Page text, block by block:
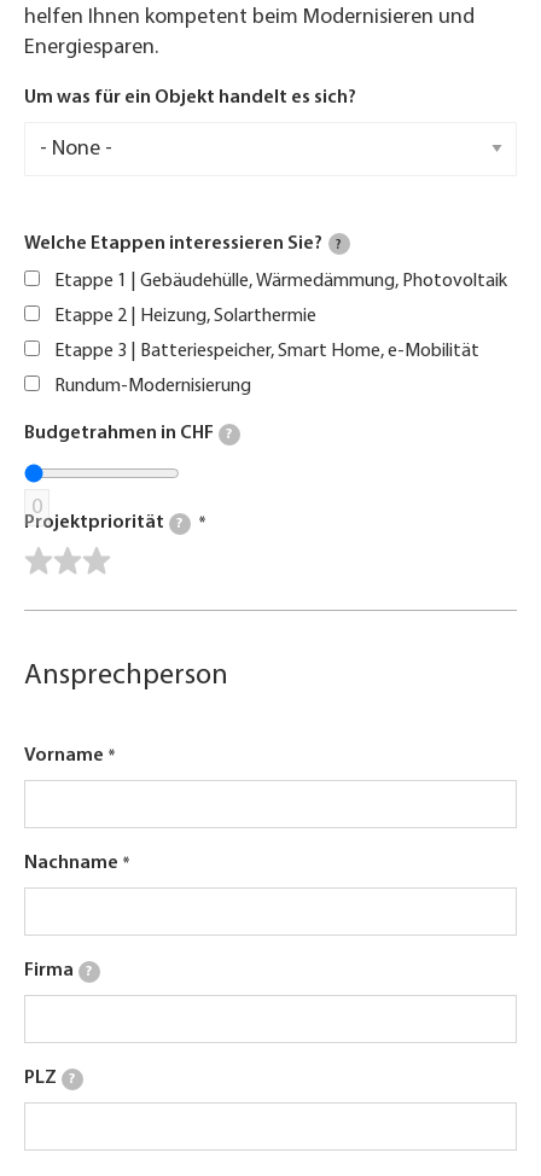
helfen Ihnen kompetent beim Modernisieren und
Energiesparen.
Um was für ein Objekt handelt es sich?
Welche Etappen interessieren Sie? ?
Etappe 1 | Gebäudehülle, Wärmedämmung, Photovoltaik
Etappe 2 | Heizung, Solarthermie
Etappe 3 | Batteriespeicher, Smart Home, e-Mobilität
Rundum-Modernisierung
Budgetrahmen in CHF ?
0
Projektpriorität ?
Ansprechperson
Vorname
Nachname
Firma ?
PLZ ?